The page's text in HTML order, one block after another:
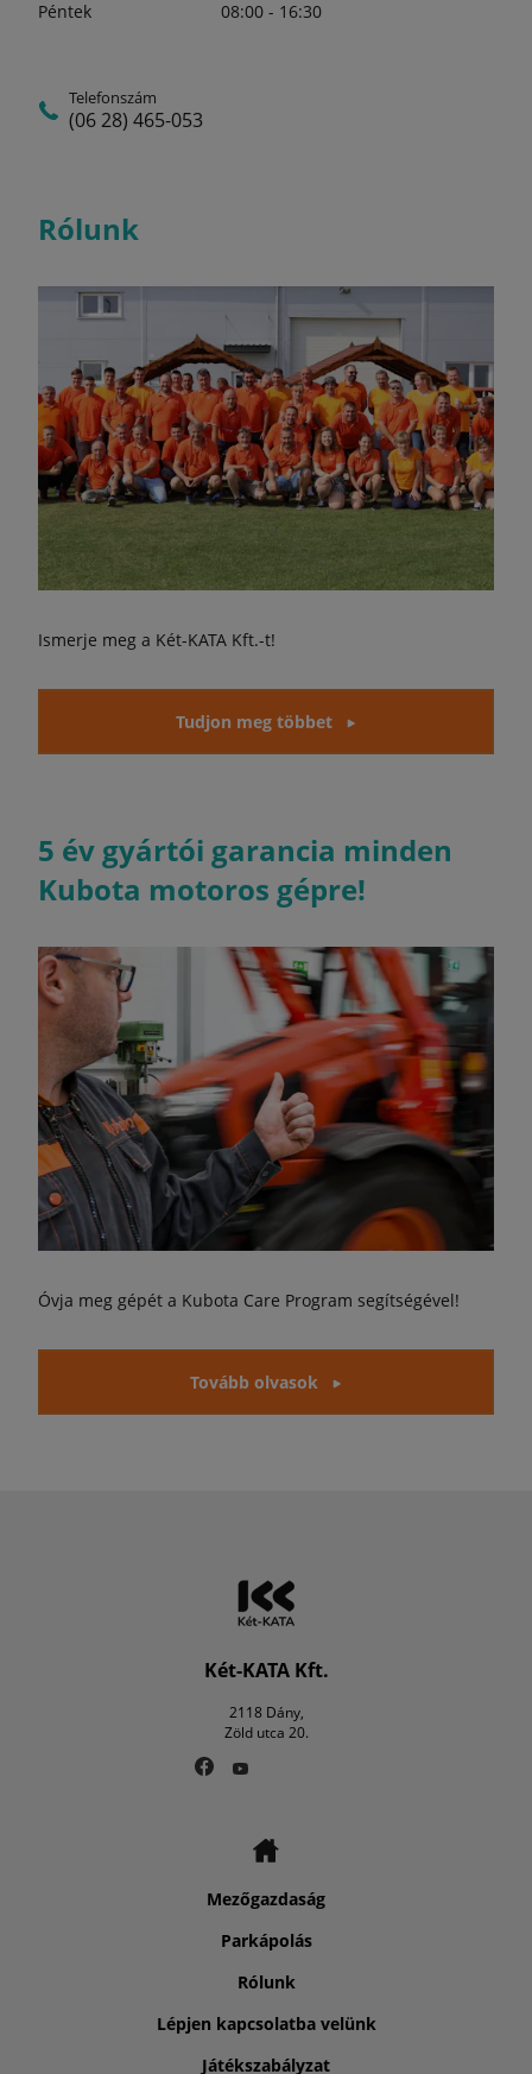
Péntek
08:00 - 16:30
Telefonszám
(06 28) 465-053
Rólunk
Ismerje meg a Két-KATA Kft.-t!
Tudjon meg többet
5 év gyártói garancia minden
Kubota motoros gépre!
Óvja meg gépét a Kubota Care Program segítségével!
Tovább olvasok
Két-KATA Kft.
2118 Dány,
Zöld utca 20.
Mezőgazdaság
Parkápolás
Rólunk
Lépjen kapcsolatba velünk
Játékszabályzat